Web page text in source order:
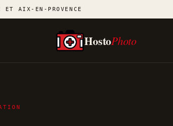
ET AIX-EN-PROVENCE
HostoPhoto